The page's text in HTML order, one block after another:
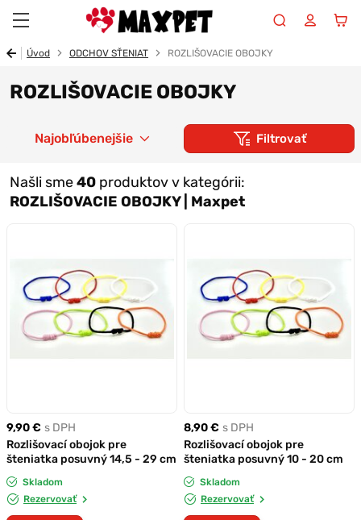
Úvod ODCHOV SŤENIAT ROZLIŠOVACIE OBOJKY
ROZLIŠOVACIE OBOJKY
Filtrovať
Našli sme40 produktov v kategórii:
ROZLIŠOVACIE OBOJKY | Maxpet
Najobľúbenejšie
9,90 € s DPH
Rozlišovací obojok pre
šteniatka posuvný 14,5 - 29 cm
Skladom
Rezervovať
8,90 € s DPH
Rozlišovací obojok pre
šteniatka posuvný 10 - 20 cm
Skladom
Rezervovať